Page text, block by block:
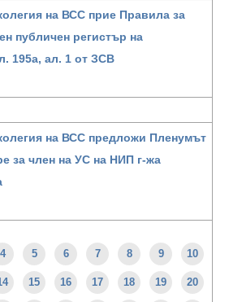
на ВСС прие Правила за
публичен регистър на
195а, ал. 1 от ЗСВ
на ВСС предложи Пленумът
за член на УС на НИП г-жа
4 5 6 7 8 9 10
15 16 17 18 19 20